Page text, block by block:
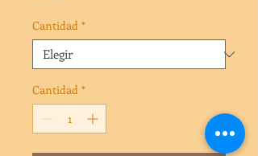
Cantidad *
Cantidad *